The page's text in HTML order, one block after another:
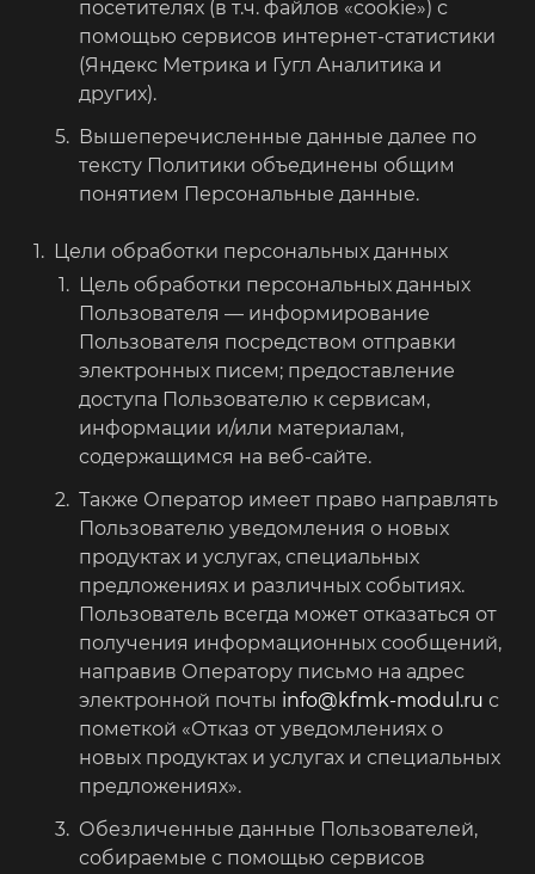
посетителях (в т.ч. файлов «cookie») с
помощью сервисов интернет-статистики
(Яндекс Метрика и Гугл Аналитика и
других).
Вышеперечисленные данные далее по
тексту Политики объединены общим
понятием Персональные данные.
Цели обработки персональных данных
Цель обработки персональных данных
Пользователя — информирование
Пользователя посредством отправки
электронных писем; предоставление
доступа Пользователю к сервисам,
информации и/или материалам,
содержащимся на веб-сайте.
Также Оператор имеет право направлять
Пользователю уведомления о новых
продуктах и услугах, специальных
предложениях и различных событиях.
Пользователь всегда может отказаться от
получения информационных сообщений,
направив Оператору письмо на адрес
электронной почты info@kfmk-modul.ru с
пометкой «Отказ от уведомлениях о
новых продуктах и услугах и специальных
предложениях».
Обезличенные данные Пользователей,
собираемые с помощью сервисов